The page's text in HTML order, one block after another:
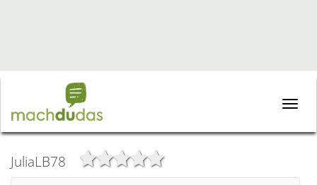
Toggle
JuliaLB78